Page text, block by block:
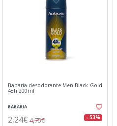
Babaria desodorante Men Black Gold
48h 200ml
BABARIA
2,24€ 4,75€ - 53%